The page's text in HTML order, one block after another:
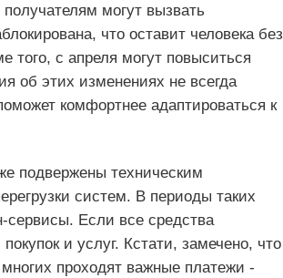
могут вызвать
что оставит человека без
того, с апреля могут повыситься
об этих изменениях не всегда
комфортнее адаптироваться к
подвержены техническим
систем. В периоды таких
сервисы. Если все средства
и услуг. Кстати, замечено, что
проходят важные платежи -